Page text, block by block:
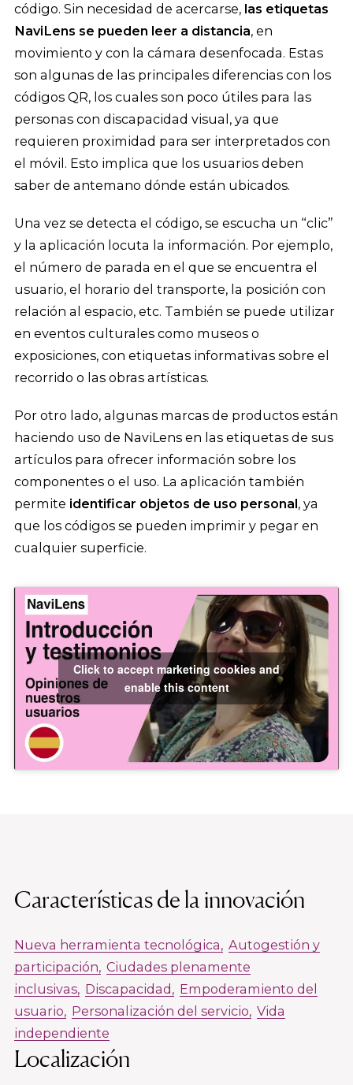
código. Sin necesidad de acercarse, las etiquetas
NaviLens se pueden leer a distancia, en
movimiento y con la cámara desenfocada. Estas
son algunas de las principales diferencias con los
códigos QR, los cuales son poco útiles para las
personas con discapacidad visual, ya que
requieren proximidad para ser interpretados con
el móvil. Esto implica que los usuarios deben
saber de antemano dónde están ubicados.
Una vez se detecta el código, se escucha un “clic”
y la aplicación locuta la información. Por ejemplo,
el número de parada en el que se encuentra el
usuario, el horario del transporte, la posición con
relación al espacio, etc. También se puede utilizar
en eventos culturales como museos o
exposiciones, con etiquetas informativas sobre el
recorrido o las obras artísticas.
Por otro lado, algunas marcas de productos están
haciendo uso de NaviLens en las etiquetas de sus
artículos para ofrecer información sobre los
componentes o el uso. La aplicación también
permite identificar objetos de uso personal, ya
que los códigos se pueden imprimir y pegar en
cualquier superficie.
Click to accept marketing cookies and
enable this content
Características de la innovación
Nueva herramienta tecnológica Autogestión y
participación Ciudades plenamente
inclusivas Discapacidad
Empoderamiento del
usuario Personalización del servicio Vida
independiente
Localización